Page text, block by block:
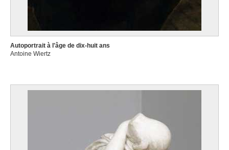
Autoportrait à l'âge de dix-huit ans
Antoine Wiertz